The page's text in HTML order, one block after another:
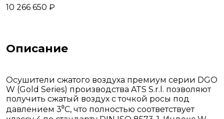
10 266 650 ₽
Описание
Осушители сжатого воздуха премиум серии DGO
W (Gold Series) производства ATS S.r.l. позволяют
получить сжатый воздух с точкой росы под
давлением 3⁰С, что полностью соответствует